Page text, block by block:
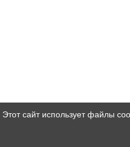
Этот сайт использует файлы